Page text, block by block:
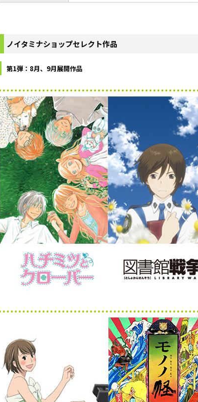
ノイタミナショップセレクト作品
第1弾：8月、9月展開作品